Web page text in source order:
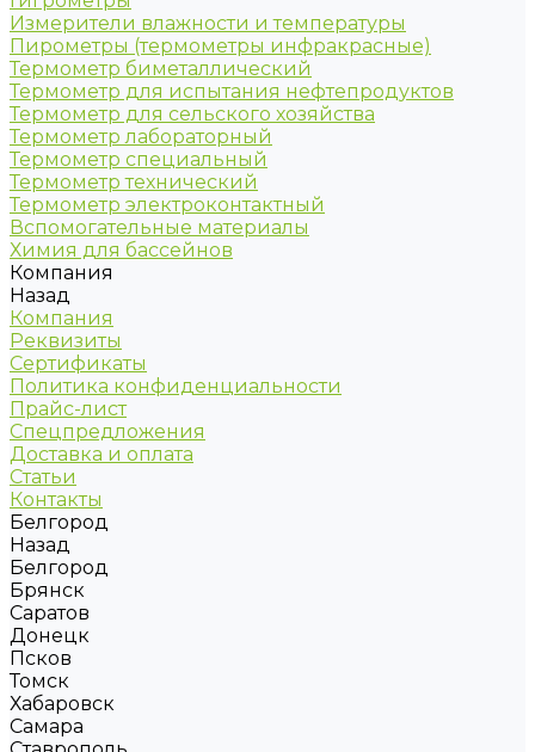
Измерители влажности и температуры
Пирометры (термометры инфракрасные)
Термометр биметаллический
Термометр для испытания нефтепродуктов
Термометр для сельского хозяйства
Термометр лабораторный
Термометр специальный
Термометр технический
Термометр электроконтактный
Вспомогательные материалы
Химия для бассейнов
Компания
Назад
Компания
Реквизиты
Сертификаты
Политика конфиденциальности
Прайс-лист
Спецпредложения
Доставка и оплата
Статьи
Контакты
Белгород
Назад
Белгород
Брянск
Саратов
Донецк
Псков
Томск
Хабаровск
Самара